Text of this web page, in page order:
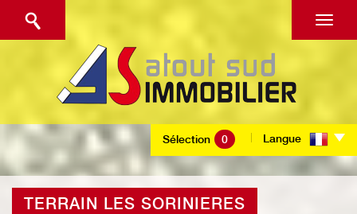
Sélection 0 Langue
TERRAIN LES SORINIERES